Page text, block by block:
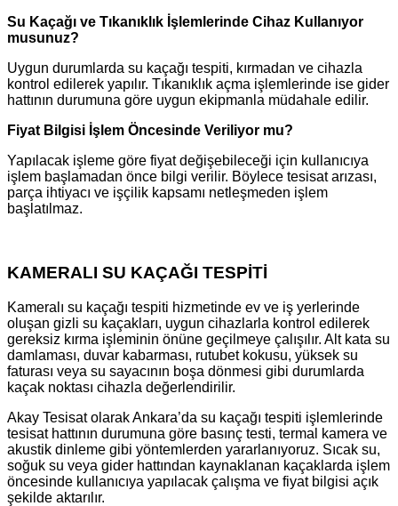
Su Kaçağı ve Tıkanıklık İşlemlerinde Cihaz Kullanıyor
musunuz?
Uygun durumlarda su kaçağı tespiti, kırmadan ve cihazla
kontrol edilerek yapılır. Tıkanıklık açma işlemlerinde ise gider
hattının durumuna göre uygun ekipmanla müdahale edilir.
Fiyat Bilgisi İşlem Öncesinde Veriliyor mu?
Yapılacak işleme göre fiyat değişebileceği için kullanıcıya
işlem başlamadan önce bilgi verilir. Böylece tesisat arızası,
parça ihtiyacı ve işçilik kapsamı netleşmeden işlem
başlatılmaz.
KAMERALI SU KAÇAĞI TESPİTİ
Kameralı su kaçağı tespiti hizmetinde ev ve iş yerlerinde
oluşan gizli su kaçakları, uygun cihazlarla kontrol edilerek
gereksiz kırma işleminin önüne geçilmeye çalışılır. Alt kata su
damlaması, duvar kabarması, rutubet kokusu, yüksek su
faturası veya su sayacının boşa dönmesi gibi durumlarda
kaçak noktası cihazla değerlendirilir.
Akay Tesisat olarak Ankara’da su kaçağı tespiti işlemlerinde
tesisat hattının durumuna göre basınç testi, termal kamera ve
akustik dinleme gibi yöntemlerden yararlanıyoruz. Sıcak su,
soğuk su veya gider hattından kaynaklanan kaçaklarda işlem
öncesinde kullanıcıya yapılacak çalışma ve fiyat bilgisi açık
şekilde aktarılır.